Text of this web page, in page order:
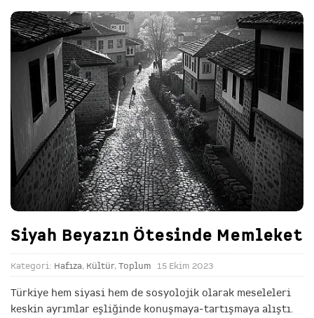
Siyah Beyazın Ötesinde Memleket
Kategori: Hafıza, Kültür, Toplum 15 Ekim 2023
Türkiye hem siyasi hem de sosyolojik olarak meseleleri
keskin ayrımlar eşliğinde konuşmaya-tartışmaya alıştı.